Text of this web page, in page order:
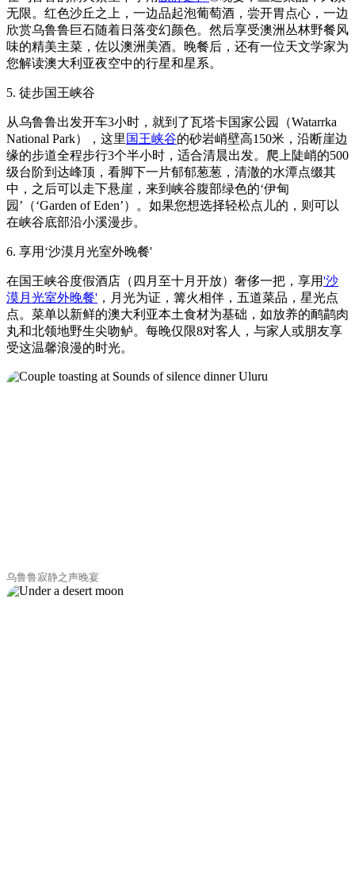
无限。红色沙丘之上，一边品起泡葡萄酒，尝开胃点心，一边
欣赏乌鲁鲁巨石随着日落变幻颜色。然后享受澳洲丛林野餐风
味的精美主菜，佐以澳洲美酒。晚餐后，还有一位天文学家为
您解读澳大利亚夜空中的行星和星系。
5. 徒步国王峡谷
从乌鲁鲁出发开车3小时，就到了瓦塔卡国家公园（Watarrka
National Park），这里 国王峡谷的砂岩峭壁高150米，沿断崖边
缘的步道全程步行3个半小时，适合清晨出发。爬上陡峭的500
级台阶到达峰顶，看脚下一片郁郁葱葱，清澈的水潭点缀其
中，之后可以走下悬崖，来到峡谷腹部绿色的‘伊甸
园’（‘Garden of Eden’）。如果您想选择轻松点儿的，则可以
在峡谷底部沿小溪漫步。
6. 享用‘沙漠月光室外晚餐'
在国王峡谷度假酒店（四月至十月开放）奢侈一把，享用'沙
漠月光室外晚餐' ，月光为证，篝火相伴，五道菜品，星光点
点。菜单以新鲜的澳大利亚本土食材为基础，如放养的鸸鹋肉
丸和北领地野生尖吻鲈。每晚仅限8对客人，与家人或朋友享
受这温馨浪漫的时光。
乌鲁鲁寂静之声晚宴